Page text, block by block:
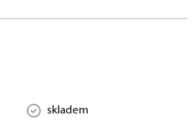
skladem